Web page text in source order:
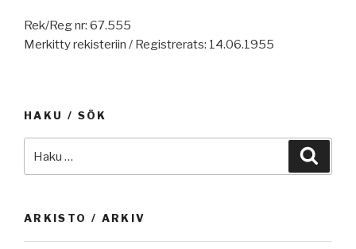
Rek/Reg nr: 67.555
Merkitty rekisteriin / Registrerats: 14.06.1955
HAKU / SÖK
ARKISTO / ARKIV